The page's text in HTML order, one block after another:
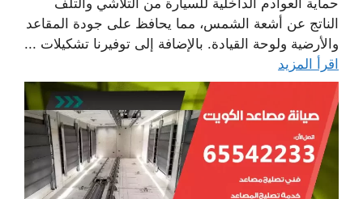
حماية العوادم الداخلية للسيارة من التلاشي والتلف
الناتج عن أشعة الشمس، مما يحافظ على جودة المقاعد
والأرضية ولوحة القيادة. بالإضافة إلى توفيرنا تشكيلات ...
اقرأ المزيد